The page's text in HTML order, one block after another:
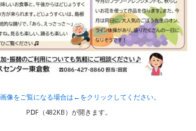
像をご覧になる場合は←をクリックしてください。
PⅮF（482KB）が開きます。